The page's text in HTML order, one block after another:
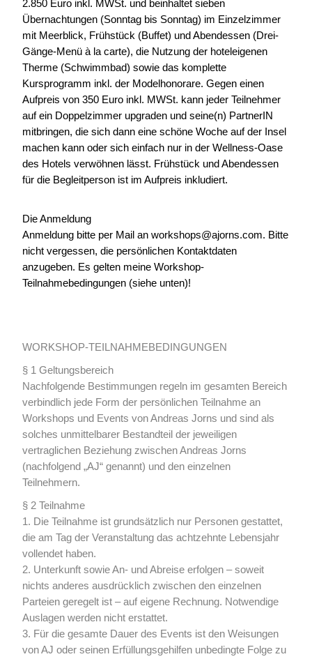
2.850 Euro inkl. MWSt. und beinhaltet sieben
Übernachtungen (Sonntag bis Sonntag) im Einzelzimmer
mit Meerblick, Frühstück (Buffet) und Abendessen (Drei-
Gänge-Menü à la carte), die Nutzung der hoteleigenen
Therme (Schwimmbad) sowie das komplette
Kursprogramm inkl. der Modelhonorare. Gegen einen
Aufpreis von 350 Euro inkl. MWSt. kann jeder Teilnehmer
auf ein Doppelzimmer upgraden und seine(n) PartnerIN
mitbringen, die sich dann eine schöne Woche auf der Insel
machen kann oder sich einfach nur in der Wellness-Oase
des Hotels verwöhnen lässt. Frühstück und Abendessen
für die Begleitperson ist im Aufpreis inkludiert.
Die Anmeldung
Anmeldung bitte per Mail an workshops@ajorns.com. Bitte
nicht vergessen, die persönlichen Kontaktdaten
anzugeben. Es gelten meine Workshop-
Teilnahmebedingungen (siehe unten)!
WORKSHOP-TEILNAHMEBEDINGUNGEN
§ 1 Geltungsbereich
Nachfolgende Bestimmungen regeln im gesamten Bereich
verbindlich jede Form der persönlichen Teilnahme an
Workshops und Events von Andreas Jorns und sind als
solches unmittelbarer Bestandteil der jeweiligen
vertraglichen Beziehung zwischen Andreas Jorns
(nachfolgend „AJ“ genannt) und den einzelnen
Teilnehmern.
§ 2 Teilnahme
1. Die Teilnahme ist grundsätzlich nur Personen gestattet,
die am Tag der Veranstaltung das achtzehnte Lebensjahr
vollendet haben.
2. Unterkunft sowie An- und Abreise erfolgen – soweit
nichts anderes ausdrücklich zwischen den einzelnen
Parteien geregelt ist – auf eigene Rechnung. Notwendige
Auslagen werden nicht erstattet.
3. Für die gesamte Dauer des Events ist den Weisungen
von AJ oder seinen Erfüllungsgehilfen unbedingte Folge zu